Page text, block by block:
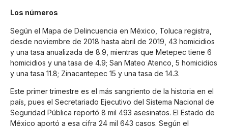
Los números
Según el Mapa de Delincuencia en México, Toluca registra,
desde noviembre de 2018 hasta abril de 2019, 43 homicidios
y una tasa anualizada de 8.9, mientras que Metepec tiene 6
homicidios y una tasa de 4.9; San Mateo Atenco, 5 homicidios
y una tasa 11.8; Zinacantepec 15 y una tasa de 14.3.
Este primer trimestre es el más sangriento de la historia en el
país, pues el Secretariado Ejecutivo del Sistema Nacional de
Seguridad Pública reportó 8 mil 493 asesinatos. El Estado de
México aportó a esa cifra 24 mil 643 casos. Según el